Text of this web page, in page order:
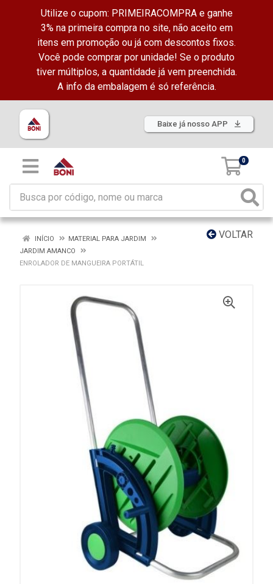
Utilize o cupom: PRIMEIRACOMPRA e ganhe
3% na primeira compra no site, não aceito em
itens em promoção ou já com descontos fixos.
Você pode comprar por unidade! Se o produto
tiver múltiplos, a quantidade já vem preenchida.
A info da embalagem é só referência.
Baixe já nosso APP
0
VOLTAR
INÍCIO
MATERIAL PARA JARDIM
JARDIM AMANCO
ENROLADOR DE MANGUEIRA PORTÁTIL